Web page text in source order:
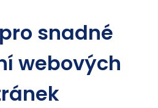
snadné
webových